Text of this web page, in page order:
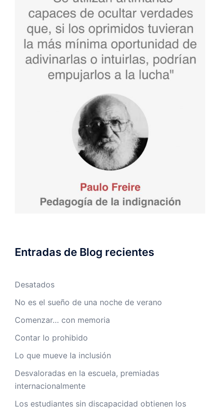
Entradas de Blog recientes
Desatados
No es el sueño de una noche de verano
Comenzar… con memoria
Contar lo prohibido
Lo que mueve la inclusión
Desvaloradas en la escuela, premiadas
internacionalmente
Los estudiantes sin discapacidad obtienen los